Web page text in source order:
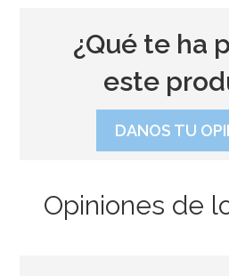
¿Qué te ha
este
DANOS TU
Opiniones de